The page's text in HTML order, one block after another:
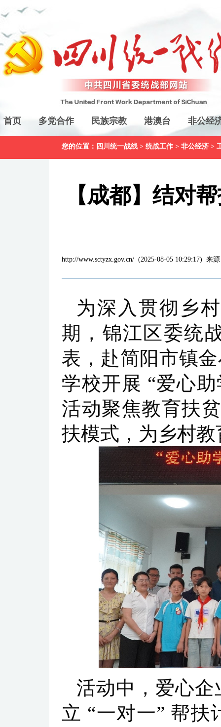
首页 多党合作 民族宗教 港澳台 非公经
您的位置： 四川统一战线 > 统战工作 > 非公经济 >
【成都】结对
http://www.sctyzx.gov.cn/ (2025-08-05 10:29:17) 来
为深入贯彻乡
期，锦江区委统
表，赴简阳市镇
学校开展 “爱心
活动聚焦教育扶
扶模式，为乡村
活动中，爱心
立 “一对一” 帮